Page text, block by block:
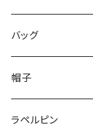
50/XL～
48/L
50/XL～
46/M
48/L
50/XL～
～25.5cm
26cm～
27cm～
バッグ
帽子
ラペルピン